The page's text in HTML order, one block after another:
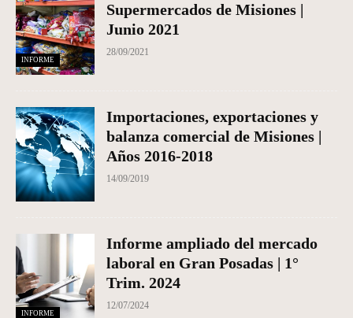
INFORME
Supermercados de Misiones |
Junio 2021
28/09/2021
Importaciones, exportaciones y
balanza comercial de Misiones |
Años 2016-2018
14/09/2019
INFORME
Informe ampliado del mercado
laboral en Gran Posadas | 1°
Trim. 2024
12/07/2024